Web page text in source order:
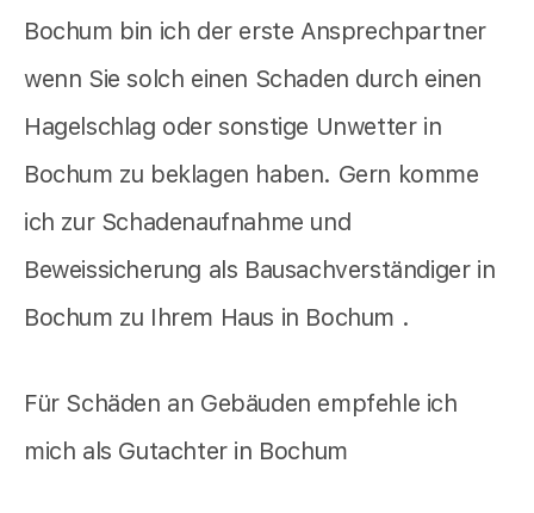
Bochum bin ich der erste Ansprechpartner
wenn Sie solch einen Schaden durch einen
Hagelschlag oder sonstige Unwetter in
Bochum zu beklagen haben. Gern komme
ich zur Schadenaufnahme und
Beweissicherung als Bausachverständiger in
Bochum zu Ihrem Haus in Bochum .
Für Schäden an Gebäuden empfehle ich
mich als Gutachter in Bochum